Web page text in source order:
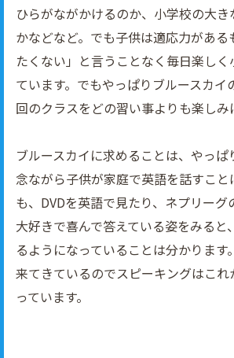
ひらがながかけるのか、小学校の大
かなどなど。でも子供は適応力がある
たくない」と言うことなく毎日楽し
ています。でもやっぱりブルースカイ
回のクラスをどの習い事よりも楽しみ
ブルースカイに求めることは、やっぱ
念ながら子供が家庭で英語を話すこ
も、DVDを英語で見たり、ネプリーグ
大好きで喜んで答えている姿をみると
るようになっていることは分かります
来てきているのでスピーキングはこ
っています。